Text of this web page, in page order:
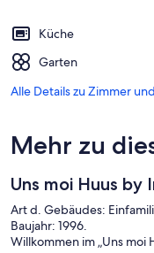
Küche
Garten
Alle Details zu Zimmer
Mehr zu
Uns moi Huus by
Art d. Gebäudes:
Baujahr: 1996.
Willkommen im „Uns moi